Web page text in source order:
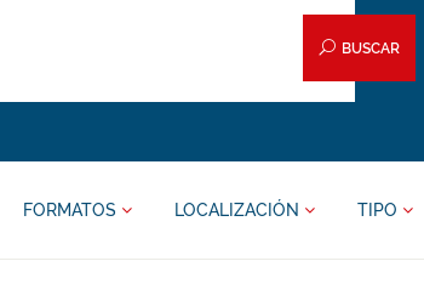
BUSCAR
FORMATOS LOCALIZACIÓN TIPO